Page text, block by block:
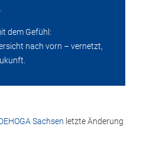
dem Gefühl:
nach vorn – vernetzt,
Sachsen letzte Änderung